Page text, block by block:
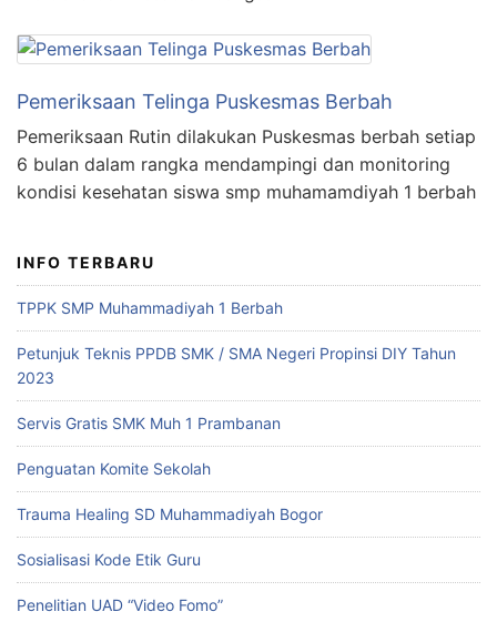
Pemeriksaan Telinga Puskesmas Berbah
Pemeriksaan Rutin dilakukan Puskesmas berbah setiap
6 bulan dalam rangka mendampingi dan monitoring
kondisi kesehatan siswa smp muhamamdiyah 1 berbah
INFO TERBARU
TPPK SMP Muhammadiyah 1 Berbah
Petunjuk Teknis PPDB SMK / SMA Negeri Propinsi DIY Tahun
2023
Servis Gratis SMK Muh 1 Prambanan
Penguatan Komite Sekolah
Trauma Healing SD Muhammadiyah Bogor
Sosialisasi Kode Etik Guru
Penelitian UAD “Video Fomo”